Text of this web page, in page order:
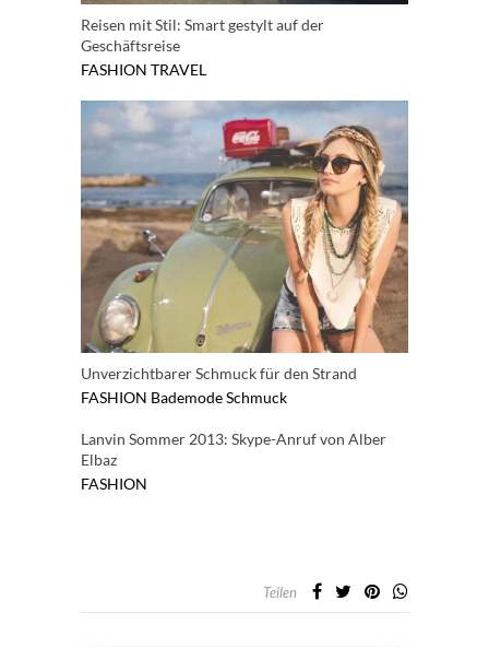
Reisen mit Stil: Smart gestylt auf der
Geschäftsreise
FASHION TRAVEL
Unverzichtbarer Schmuck für den Strand
FASHION BademodeSchmuck
Lanvin Sommer 2013: Skype-Anruf von Alber
Elbaz
FASHION
Teilen